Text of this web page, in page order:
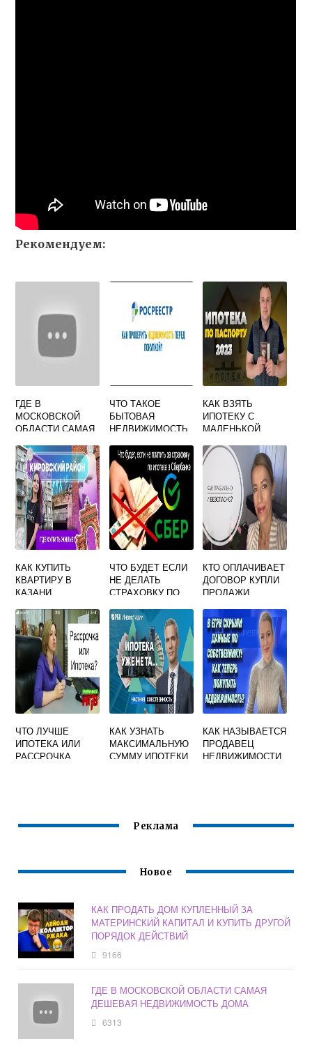
Рекомендуем:
ГДЕ В
МОСКОВСКОЙ
ОБЛАСТИ САМАЯ
НЕДВИЖИМОСТЬ
С ПРОПИСКОЙ
ЧТО ТАКОЕ
БЫТОВАЯ
НЕДВИЖИМОСТЬ
КАК ВЗЯТЬ
ИПОТЕКУ С
МАЛЕНЬКОЙ
ЗАРПЛАТОЙ И
МАТЕРИНСКИМ
КАПИТАЛОМ
КАК КУПИТЬ
КВАРТИРУ В
КАЗАНИ
ЧТО БУДЕТ ЕСЛИ
НЕ ДЕЛАТЬ
СТРАХОВКУ ПО
КТО ОПЛАЧИВАЕТ
ДОГОВОР КУПЛИ
ПРОДАЖИ
В МФЦ
ПРОДАВЕЦ ИЛИ
ПОКУПАТЕЛЬ
ЧТО ЛУЧШЕ
ИПОТЕКА ИЛИ
РАССРОЧКА
КАК УЗНАТЬ
МАКСИМАЛЬНУЮ
СУММУ ИПОТЕКИ
КАК НАЗЫВАЕТСЯ
ПРОДАВЕЦ
НЕДВИЖИМОСТИ
Реклама
Новое
КАК ПРОДАТЬ ДОМ КУПЛЕННЫЙ ЗА
МАТЕРИНСКИЙ КАПИТАЛ И КУПИТЬ ДРУГОЙ
ПОРЯДОК ДЕЙСТВИЙ
9166
ГДЕ В МОСКОВСКОЙ ОБЛАСТИ САМАЯ
ДЕШЕВАЯ НЕДВИЖИМОСТЬ ДОМА
6313